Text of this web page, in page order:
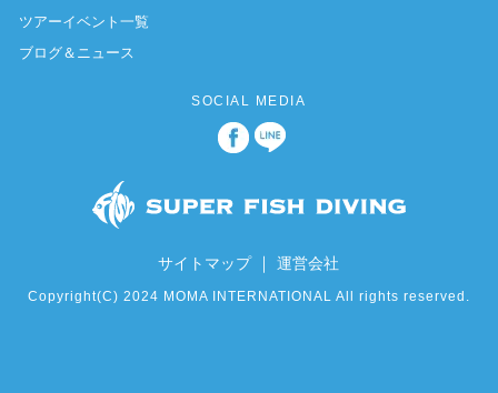
ツアーイベント一覧
ブログ＆ニュース
SOCIAL MEDIA
サイトマップ｜運営会社
Copyright(C) 2024 MOMA INTERNATIONAL All rights reserved.